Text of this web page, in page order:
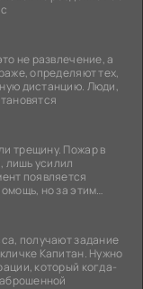
не развлечение, а
определяют тех,
дистанцию. Люди,
трещину. Пожар в
лишь усилил
появляется
но за этим
получают задание
Капитан. Нужно
который когда-